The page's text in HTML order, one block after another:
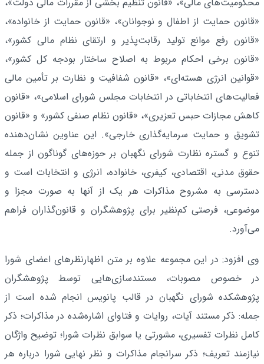
«قانون حمایت از اطفال و نوجوانان»، «قانون حمایت از خانواده»،
«قانون رفع موانع تولید رقابت‌پذیر و ارتقای نظام مالی کشور»،
«قانون برخی احکام مربوط به اصلاح ساختار بودجه کل کشور»،
«قوانین انرژی هسته‌ای»، «قانون شفافیت و نظارت بر تأمین مالی
فعالیت‌های انتخاباتی در انتخابات مجلس شورای اسلامی»، «قانون
کاهش مجازات حبس تعزیری»، «قانون نظام صنفی کشور» و «قانون
تشویق و حمایت سرمایه‌گذاری خارجی». این عناوین نشان‌دهنده
تنوع و گستره نظارت شورای نگهبان بر حوزه‌های گوناگون از جمله
حقوق مدنی، اقتصادی، کیفری، خانواده، انرژی و انتخابات است و
دسترسی به مشروح مذاکرات هر یک از آنها به صورت مجزا و
موضوعی، فرصتی کم‌نظیر برای پژوهشگران و قانون‌گذاران فراهم
می‌آورد.
وی افزود: در این مجموعه علاوه بر متن اظهارنظرهای اعضای شورا
در خصوص مصوبات، مستندسازی‌هایی توسط پژوهشگران
پژوهشکده شورای نگهبان در قالب پانویس انجام شده است از
جمله: ذکر مستند آیات، روایات و فتاوای اشاره‌شده در مذاکرات؛ ذکر
کامل نظرات تفسیری، مشورتی یا سوابق نظرات شورا؛ توضیح واژگان
نیازمند تعریف؛ ذکر سرانجام مذاکرات و نظر نهایی شورا درباره هر